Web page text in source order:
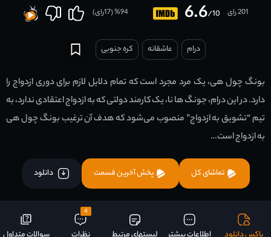
6.6/10 201 رای 94
% (
17رای)
درام عاشقانه کره جنوبی
بونگ چول هی، یک مرد مجرد است که تمام دلایل لازم برای دوری ازدواج را
دارد. در این درام، جونگ ها نا، یک کارمند دولتی که به ازدواج اعتقادی ندارد، به
تیم “تشویق به ازدواج” منصوب می‌شود که هدف آن ترغیب بونگ چول هی
به ازدواج است…
تماشای کل پخش آخرین قسمت دانلود
4